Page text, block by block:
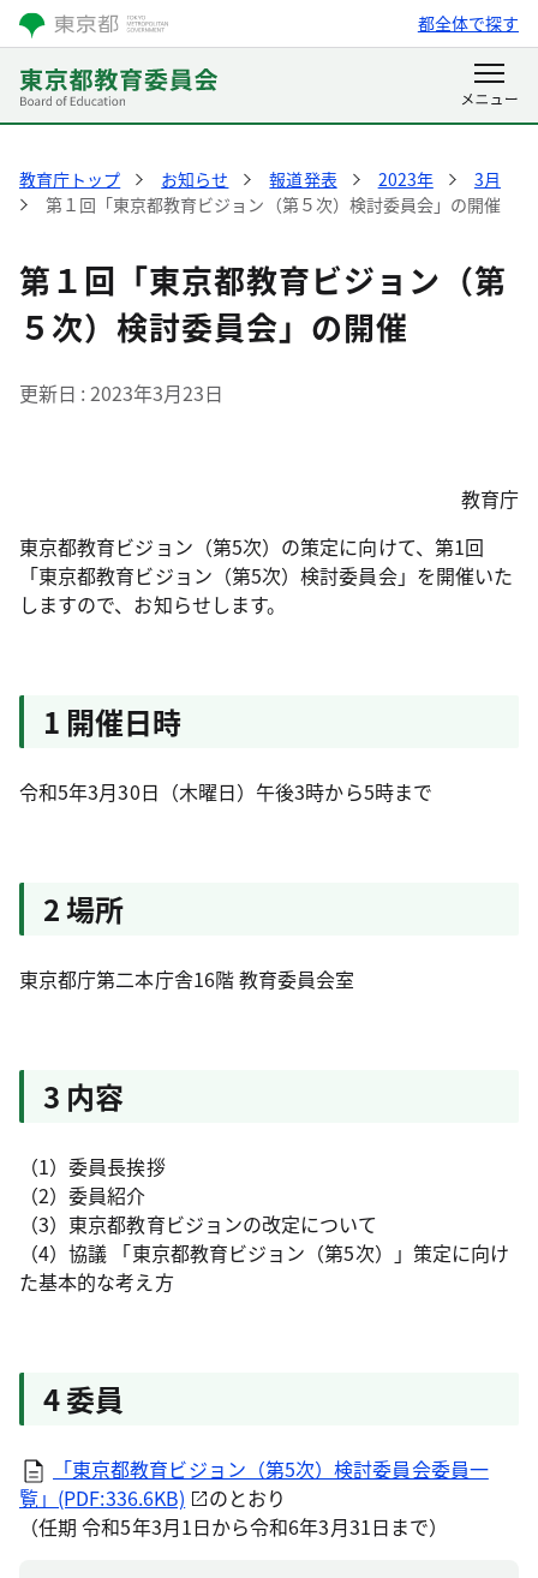
都全体で探す
教育庁トップ お知らせ 報道発表 2023年
3月
第１回「東京都教育ビジョン（第５次）検討委員会」の開催
第１回「東京都教育ビジョン（第
５次）検討委員会」の開催
更新日 2023年3月23日
教育庁
東京都教育ビジョン（第5次）の策定に向けて、第1回
「東京都教育ビジョン（第5次）検討委員会」を開催いた
しますので、お知らせします。
1 開催日時
令和5年3月30日（木曜日）午後3時から5時まで
2 場所
東京都庁第二本庁舎16階 教育委員会室
3 内容
（1）委員長挨拶
（2）委員紹介
（3）東京都教育ビジョンの改定について
（4）協議 「東京都教育ビジョン（第5次）」策定に向け
た基本的な考え方
4 委員
「東京都教育ビジョン（第5次）検討委員会委員一
覧」(PDF:336.6KB)
のとおり
（任期 令和5年3月1日から令和6年3月31日まで）